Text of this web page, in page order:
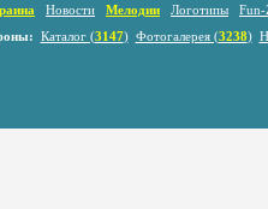
Новости Мелодии Логотипы
Fun-
Каталог (3147) Фотогалерея (3238)